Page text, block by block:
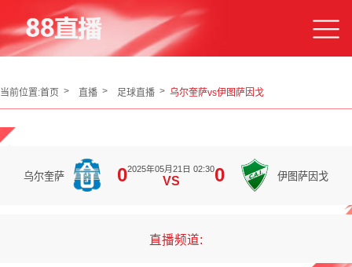
当前位置:首页 直播 足球直播 乌尔奎萨vs伊图萨因戈
乌尔奎萨 02025年05月21日 02:30
VS 0 伊图萨因戈
直播频道: